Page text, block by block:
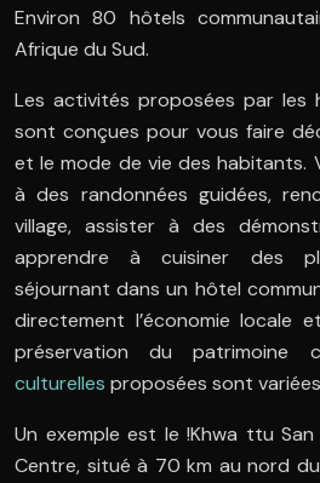
Environ 80 hôtels
Afrique du Sud.
Les activités proposées par les
sont conçues pour vous faire
et le mode de vie des habitants.
à des randonnées guidées,
village, assister à des
apprendre à cuisiner des
séjournant dans un hôtel
directement l’économie locale
préservation du patrimoine
culturelles proposées sont
Un exemple est le !Khwa ttu
Centre, situé à 70 km au nord